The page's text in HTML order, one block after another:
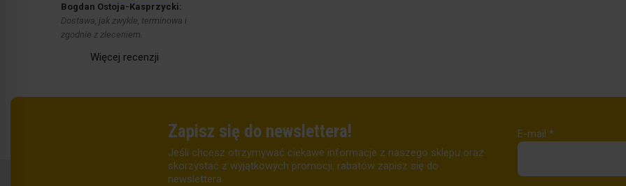
Bogdan Ostoja-Kasprzycki:
Dostawa, jak zwykle, terminowa i
zgodnie z zleceniem.
Więcej recenzji
Zapisz się do newslettera!
Jeśli chcesz otrzymywać ciekawe informacje z naszego sklepu oraz
skorzystać z wyjątkowych promocji, rabatów zapisz się do
newslettera.
E-mail *